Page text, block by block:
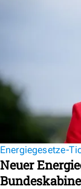
Energiegesetze-
Neuer